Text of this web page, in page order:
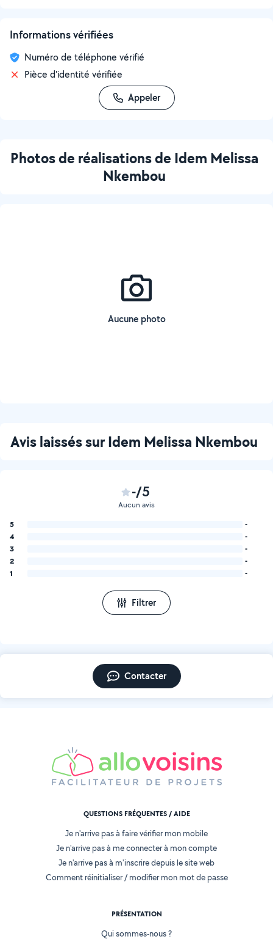
Informations vérifiées
Numéro de téléphone vérifié
Pièce d'identité vérifiée
Appeler
Photos de réalisations de Idem Melissa
Nkembou
Aucune photo
Avis laissés sur Idem Melissa Nkembou
-/5
Aucun avis
5
-
4
-
3
-
2
-
1
-
Filtrer
Contacter
QUESTIONS FRÉQUENTES / AIDE
Je n'arrive pas à faire vérifier mon mobile
Je n'arrive pas à me connecter à mon compte
Je n'arrive pas à m'inscrire depuis le site web
Comment réinitialiser / modifier mon mot de passe
PRÉSENTATION
Qui sommes-nous ?